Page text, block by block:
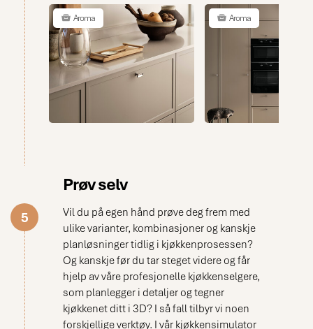
mørkebeige. Håndtaket
på kjøkkendøren er
grepsvennlig og blir en
stilig detalj på kjøkkenet
uten å være for
dominerende.
Benkeplaten i
kjøkkenfrontens farge
innslag av tre og
integrert belysning i
stedet for dine
kjøkkenfavoritter.
VENTILATOR: Grue
mørkebeige,
RørosHetta.
HVITEVARER: Electrolux.
SPRUTBESKYTTELSE:
Komposittstein
Silestone Oceano gris,
Aroma Aroma
5
Prøv selv
Vil du på egen hånd prøve deg frem med
ulike varianter, kombinasjoner og kanskje
planløsninger tidlig i kjøkkenprosessen?
Og kanskje før du tar steget videre og får
hjelp av våre profesjonelle kjøkkenselgere,
som planlegger i detaljer og tegner
kjøkkenet ditt i 3D? I så fall tilbyr vi noen
forskjellige verktøy. I vår kjøkkensimulator